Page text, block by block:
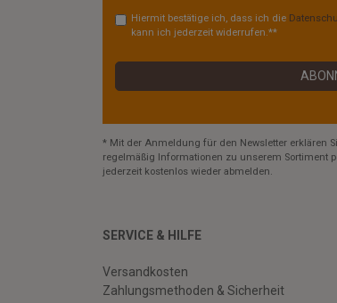
Hiermit bestätige ich, dass ich die
kann ich jederzeit widerrufen.**
* Mit der Anmeldung für den Newsletter erklären
regelmäßig Informationen zu unserem Sortiment
jederzeit kostenlos wieder abmelden.
SERVICE & HILFE
Versandkosten
Zahlungsmethoden & Sicherheit